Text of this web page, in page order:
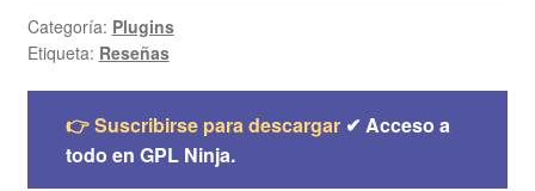
Categoría: Plugins
Etiqueta: Reseñas
👉 Suscribirse para descargar✔ Acceso a
todo en GPL Ninja.